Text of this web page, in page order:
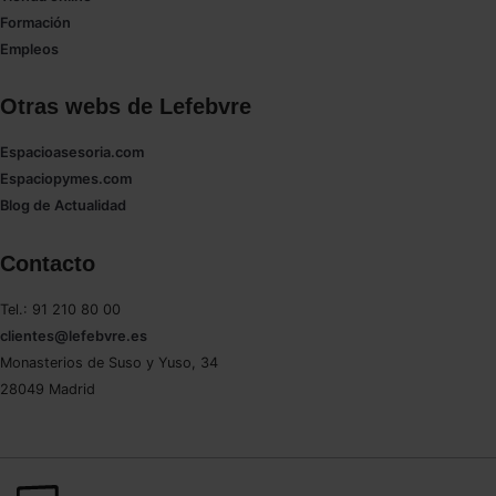
Formación
Empleos
Otras webs de Lefebvre
Espacioasesoria.com
Espaciopymes.com
Blog de Actualidad
Contacto
Tel.: 91 210 80 00
clientes@lefebvre.es
Monasterios de Suso y Yuso, 34
28049 Madrid